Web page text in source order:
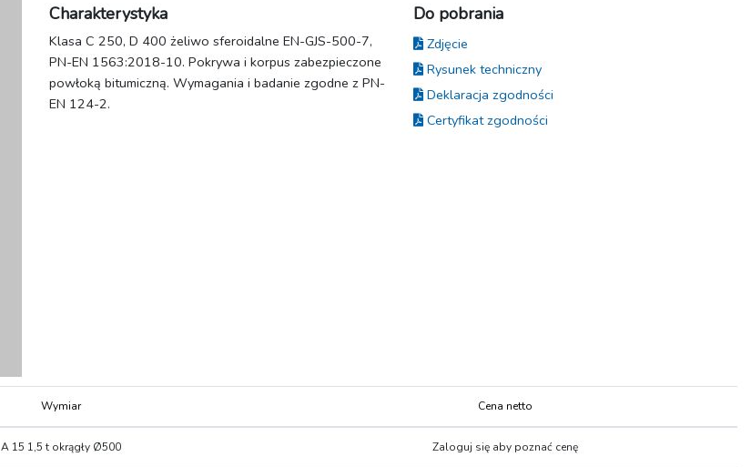
Charakterystyka
Klasa C 250, D 400 żeliwo sferoidalne EN-GJS-500-7,
PN-EN 1563:2018-10. Pokrywa i korpus zabezpieczone
powłoką bitumiczną. Wymagania i badanie zgodne z PN-
EN 124-2.
Do pobrania
Zdjęcie
Rysunek techniczny
Deklaracja zgodności
Certyfikat zgodności
Wymiar Cena netto
Wymiar Cena netto
A 15 1,5 t okrągły Ø500 Zaloguj się aby poznać cenę